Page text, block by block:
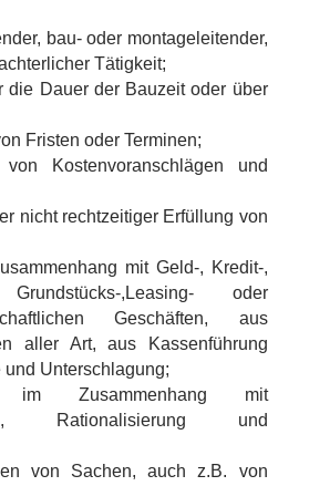
bau- oder montageleitender,
Tätigkeit;
die Dauer der Bauzeit oder über
Fristen oder Terminen;
Kostenvoranschlägen und
nicht rechtzeitiger Erfüllung von
mit Geld-, Kredit-,
Grundstücks-,Leasing- oder
Geschäften, aus
aller Art, aus Kassenführung
Unterschlagung;
Zusammenhang mit
Rationalisierung und
von Sachen, auch z.B. von